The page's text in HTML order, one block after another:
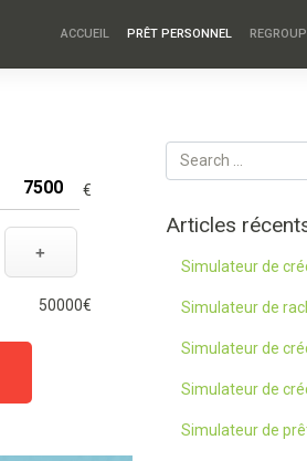
ACCUEIL PRÊT PERSONNEL
€
+
50000€
Articles
Simulateur de
Simulateur de
Simulateur de
Simulateur de
Simulateur de